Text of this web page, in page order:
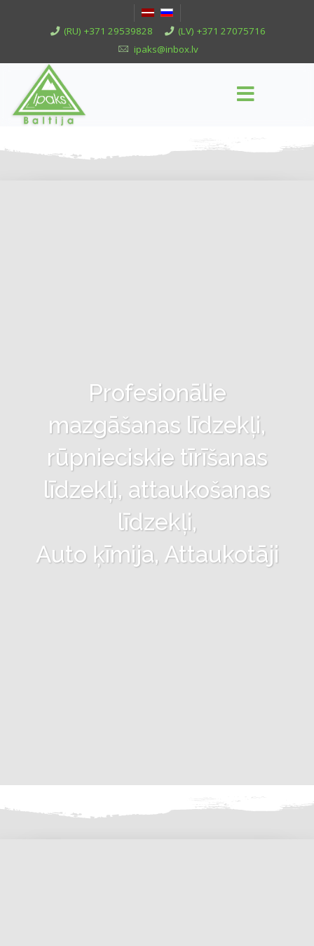
(RU) +371 29539828
(LV) +371 27075716
ipaks@inbox.lv
Profesionālie
mazgāšanas līdzekļi,
rūpnieciskie tīrīšanas
līdzekļi, attaukošanas
līdzekļi,
Auto ķīmija, Attaukotāji